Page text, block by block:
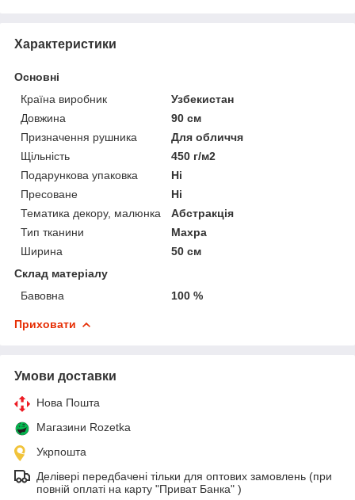
Характеристики
Основні
Країна виробник
Узбекистан
Довжина
90 см
Призначення рушника
Для обличчя
Щільність
450 г/м2
Подарункова упаковка
Ні
Пресоване
Ні
Тематика декору, малюнка
Абстракція
Тип тканини
Махра
Ширина
50 см
Склад матеріалу
Бавовна
100 %
Приховати
Умови доставки
Нова Пошта
Магазини Rozetka
Укрпошта
Делівері передбачені тільки для оптових замовлень (при
повній оплаті на карту "Приват Банка" )